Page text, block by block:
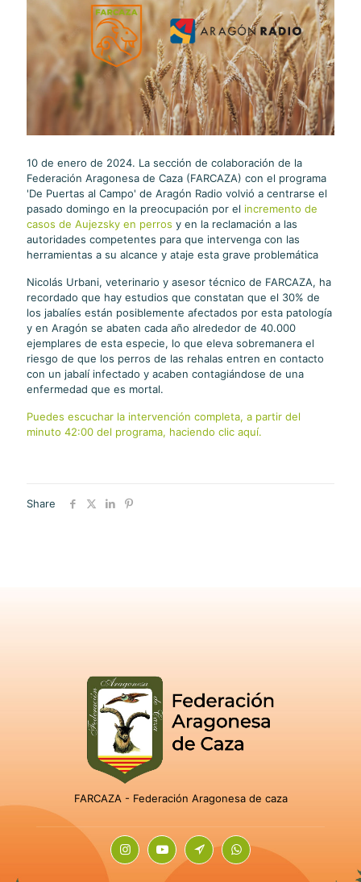
10 de enero de 2024. La sección de colaboración de la
Federación Aragonesa de Caza (FARCAZA) con el programa
'De Puertas al Campo' de Aragón Radio volvió a centrarse el
pasado domingo en la preocupación por el incremento de
casos de Aujezsky en perros y en la reclamación a las
autoridades competentes para que intervenga con las
herramientas a su alcance y ataje esta grave problemática
Nicolás Urbani, veterinario y asesor técnico de FARCAZA, ha
recordado que hay estudios que constatan que el 30% de
los jabalíes están posiblemente afectados por esta patología
y en Aragón se abaten cada año alrededor de 40.000
ejemplares de esta especie, lo que eleva sobremanera el
riesgo de que los perros de las rehalas entren en contacto
con un jabalí infectado y acaben contagiándose de una
enfermedad que es mortal.
Puedes escuchar la intervención completa, a partir del
minuto 42:00 del programa, haciendo clic aquí.
Share
FARCAZA - Federación Aragonesa de caza